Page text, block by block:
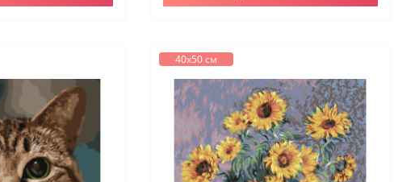
40х50 см